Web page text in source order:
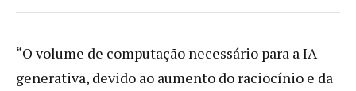
“O volume de computação necessário para a IA
generativa, devido ao aumento do raciocínio e da